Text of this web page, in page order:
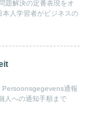
題解決の定番表現をオ
本人学習者がビジネスの
Persoonsgegevens通報
人への通知手順まで